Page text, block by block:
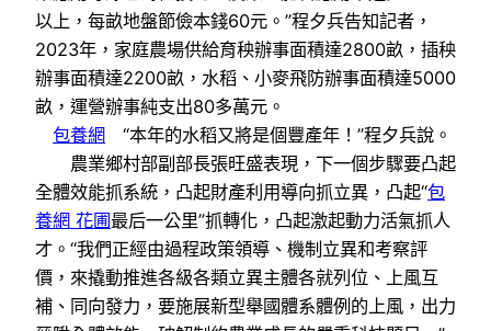
以上，每畝地盤節儉本錢60元。”程夕兵告知記者，
2023年，家庭農場供給育秧辦事面積達2800畝，插秧
辦事面積達2200畝，水稻、小麥飛防辦事面積達5000
畝，運營辦事純支出80多萬元。
包養網 “本年的水稻又將是個豐產年！”程夕兵說。
農業鄉村部副部長張旺盛表現，下一個步驟要凸起
全體效能抓系統，凸起財產利用導向抓立異，凸起“包
養網 花圃最后一公里”抓轉化，凸起激起動力活氣抓人
才。“我們正經由過程政策領導、機制立異和考察評
價，來撬動推進各級各類立異主體各就列位、上風互
補、同向發力，要施展新型舉國體系體例的上風，出力